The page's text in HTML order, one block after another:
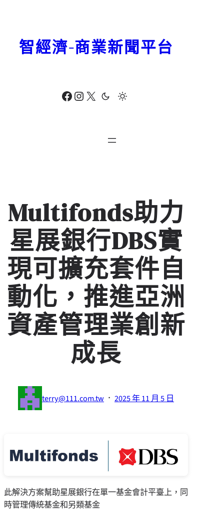
Facebook Instagram X
智經濟-商業新聞平台
Multifonds助力
星展銀行DBS實
現可擴充套件自
動化，推進亞洲
資產管理業創新
成長
terry@111.com.tw · 2025 年 11 月 5 日
此解決方案幫助星展銀行在單一基金會計平臺上，同
時管理傳統基金和另類基金